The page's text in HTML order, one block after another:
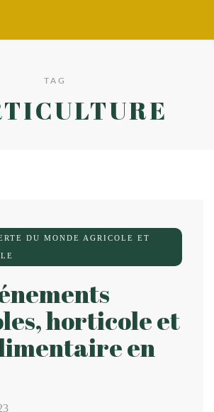
TAG
DU MONDE AGRICOLE ET
horticole et
en